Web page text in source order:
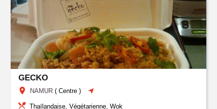
GECKO
NAMUR (Centre )
Thaïlandaise, Végétarienne, Wok